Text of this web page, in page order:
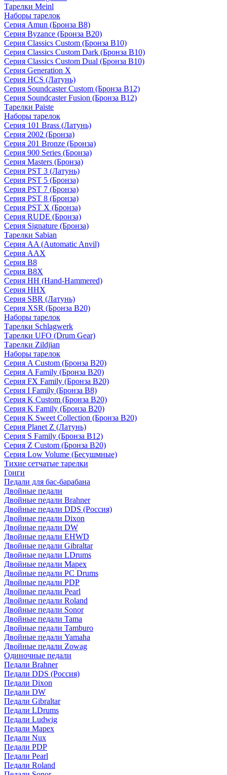
Тарелки Meinl
Наборы тарелок
Серия Amun (Бронза B8)
Серия Byzance (Бронза B20)
Серия Classics Custom (Бронза B10)
Серия Classics Custom Dark (Бронза B10)
Серия Classics Custom Dual (Бронза B10)
Серия Generation X
Серия HCS (Латунь)
Серия Soundcaster Custom (Бронза B12)
Серия Soundcaster Fusion (Бронза B12)
Тарелки Paiste
Наборы тарелок
Серия 101 Brass (Латунь)
Серия 2002 (Бронза)
Серия 201 Bronze (Бронза)
Серия 900 Series (Бронза)
Серия Masters (Бронза)
Серия PST 3 (Латунь)
Серия PST 5 (Бронза)
Серия PST 7 (Бронза)
Серия PST 8 (Бронза)
Серия PST X (Бронза)
Серия RUDE (Бронза)
Серия Signature (Бронза)
Тарелки Sabian
Серия AA (Automatic Anvil)
Серия AAX
Серия B8
Серия B8X
Серия HH (Hand-Hammered)
Серия HHX
Серия SBR (Латунь)
Серия XSR (Бронза B20)
Наборы тарелок
Тарелки Schlagwerk
Тарелки UFO (Drum Gear)
Тарелки Zildjian
Наборы тарелок
Серия A Custom (Бронза B20)
Серия A Family (Бронза B20)
Серия FX Family (Бронза B20)
Серия I Family (Бронза B8)
Серия K Custom (Бронза B20)
Серия K Family (Бронза B20)
Серия K Sweet Collection (Бронза B20)
Серия Planet Z (Латунь)
Серия S Family (Бронза B12)
Серия Z Custom (Бронза B20)
Серия Low Volume (Бесушмные)
Тихие сетчатые тарелки
Гонги
Педали для бас-барабана
Двойные педали
Двойные педали Brahner
Двойные педали DDS (Россия)
Двойные педали Dixon
Двойные педали DW
Двойные педали EHWD
Двойные педали Gibraltar
Двойные педали LDrums
Двойные педали Mapex
Двойные педали PC Drums
Двойные педали PDP
Двойные педали Pearl
Двойные педали Roland
Двойные педали Sonor
Двойные педали Tama
Двойные педали Tamburo
Двойные педали Yamaha
Двойные педали Zowag
Одиночные педали
Педали Brahner
Педали DDS (Россия)
Педали Dixon
Педали DW
Педали Gibraltar
Педали LDrums
Педали Ludwig
Педали Mapex
Педали Nux
Педали PDP
Педали Pearl
Педали Roland